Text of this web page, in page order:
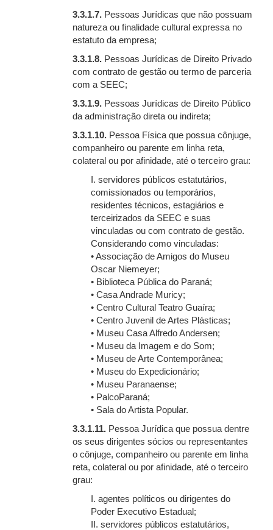
3.3.1.7. Pessoas Jurídicas que não possuam
natureza ou finalidade cultural expressa no
estatuto da empresa;
3.3.1.8. Pessoas Jurídicas de Direito Privado
com contrato de gestão ou termo de parceria
com a SEEC;
3.3.1.9. Pessoas Jurídicas de Direito Público
da administração direta ou indireta;
3.3.1.10. Pessoa Física que possua cônjuge,
companheiro ou parente em linha reta,
colateral ou por afinidade, até o terceiro grau:
I. servidores públicos estatutários,
comissionados ou temporários,
residentes técnicos, estagiários e
terceirizados da SEEC e suas
vinculadas ou com contrato de gestão.
Considerando como vinculadas:
• Associação de Amigos do Museu
Oscar Niemeyer;
• Biblioteca Pública do Paraná;
• Casa Andrade Muricy;
• Centro Cultural Teatro Guaíra;
• Centro Juvenil de Artes Plásticas;
• Museu Casa Alfredo Andersen;
• Museu da Imagem e do Som;
• Museu de Arte Contemporânea;
• Museu do Expedicionário;
• Museu Paranaense;
• PalcoParaná;
• Sala do Artista Popular.
3.3.1.11. Pessoa Jurídica que possua dentre
os seus dirigentes sócios ou representantes
o cônjuge, companheiro ou parente em linha
reta, colateral ou por afinidade, até o terceiro
grau:
I. agentes políticos ou dirigentes do
Poder Executivo Estadual;
II. servidores públicos estatutários,